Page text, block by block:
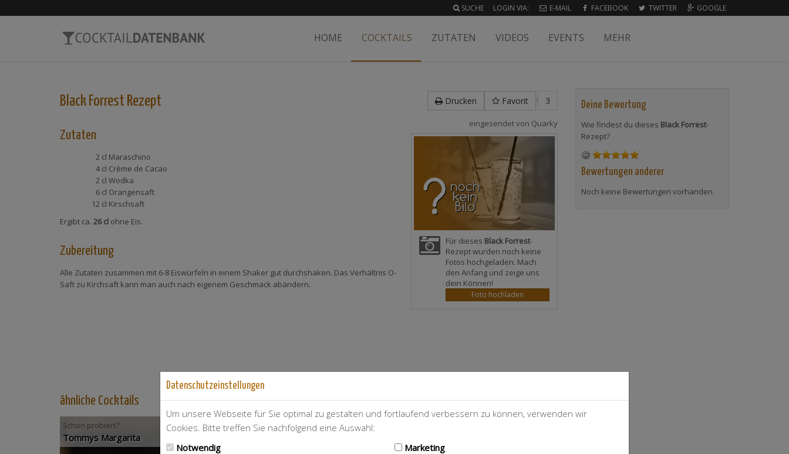
SUCHE LOGIN VIA: E-MAIL FACEBOOK TWITTER GOOGLE
HOME COCKTAILS ZUTATEN VIDEOS EVENTS MEHR
Drucken Favorit 3
Black Forrest Rezept
eingesendet von Quarky
Für dieses Black Forrest-
Rezept wurden noch keine
Fotos hochgeladen. Mach
den Anfang und zeige uns
dein Können!
Foto hochladen
Zutaten
2 cl Maraschino
4 cl Crème de Cacao
2 cl Wodka
6 cl Orangensaft
12 cl Kirschsaft
Ergibt ca. 26 cl ohne Eis.
Zubereitung
Alle Zutaten zusammen mit 6-8 Eiswürfeln in einem Shaker gut durchshaken. Das Verhältnis O-
Saft zu Kirchsaft kann man auch nach eigenem Geschmack abändern.
ähnliche Cocktails
Schon probiert?
Tommys Margarita
Deine Bewertung
Wie findest du dieses Black Forrest-
Rezept?
Bewertungen anderer
Noch keine Bewertungen vorhanden.
Datenschutzeinstellungen
Um unsere Webseite für Sie optimal zu gestalten und fortlaufend verbessern zu können, verwenden wir
Cookies. Bitte treffen Sie nachfolgend eine Auswahl:
Notwendig
Marketing